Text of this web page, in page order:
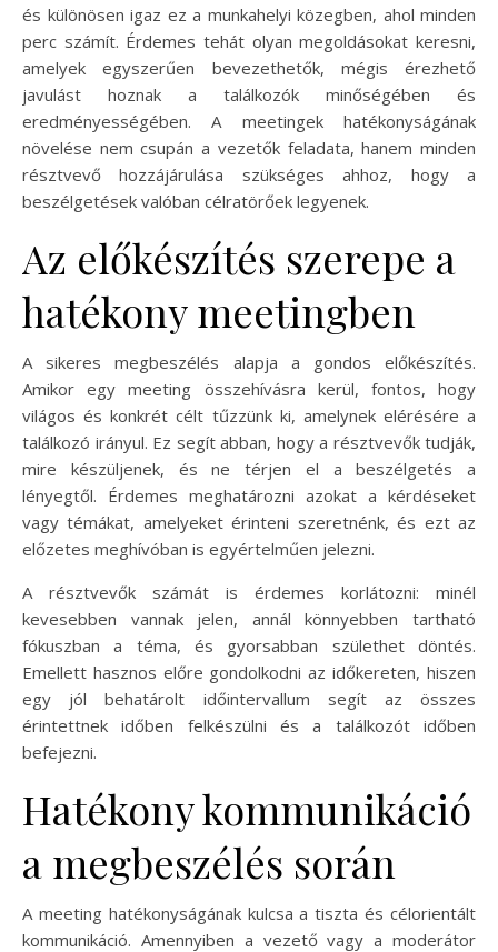
és különösen igaz ez a munkahelyi közegben, ahol minden
perc számít. Érdemes tehát olyan megoldásokat keresni,
amelyek egyszerűen bevezethetők, mégis érezhető
javulást hoznak a találkozók minőségében és
eredményességében. A meetingek hatékonyságának
növelése nem csupán a vezetők feladata, hanem minden
résztvevő hozzájárulása szükséges ahhoz, hogy a
beszélgetések valóban célratörőek legyenek.
Az előkészítés szerepe a
hatékony meetingben
A sikeres megbeszélés alapja a gondos előkészítés.
Amikor egy meeting összehívásra kerül, fontos, hogy
világos és konkrét célt tűzzünk ki, amelynek elérésére a
találkozó irányul. Ez segít abban, hogy a résztvevők tudják,
mire készüljenek, és ne térjen el a beszélgetés a
lényegtől. Érdemes meghatározni azokat a kérdéseket
vagy témákat, amelyeket érinteni szeretnénk, és ezt az
előzetes meghívóban is egyértelműen jelezni.
A résztvevők számát is érdemes korlátozni: minél
kevesebben vannak jelen, annál könnyebben tartható
fókuszban a téma, és gyorsabban születhet döntés.
Emellett hasznos előre gondolkodni az időkereten, hiszen
egy jól behatárolt időintervallum segít az összes
érintettnek időben felkészülni és a találkozót időben
befejezni.
Hatékony kommunikáció
a megbeszélés során
A meeting hatékonyságának kulcsa a tiszta és célorientált
kommunikáció. Amennyiben a vezető vagy a moderátor